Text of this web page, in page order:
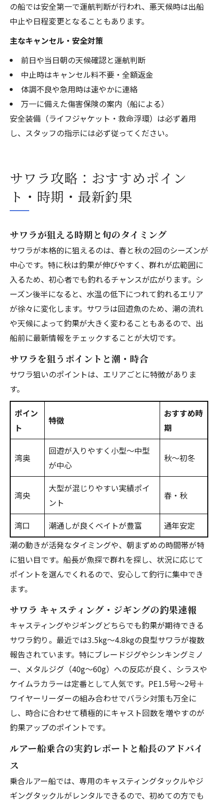
の船では安全第一で運航判断が行われ、悪天候時は出船
中止や日程変更となることもあります。
主なキャンセル・安全対策
前日や当日朝の天候確認と運航判断
中止時はキャンセル料不要・全額返金
体調不良や急用時は速やかに連絡
万一に備えた傷害保険の案内（船による）
安全装備（ライフジャケット・救命浮環）は必ず着用
し、スタッフの指示には必ず従ってください。
サワラ攻略：おすすめポイン
ト・時期・最新釣果
サワラが狙える時期と旬のタイミング
サワラが本格的に狙えるのは、春と秋の2回のシーズンが
中心です。特に秋は釣果が伸びやすく、群れが広範囲に
入るため、初心者でも釣れるチャンスが広がります。シ
ーズン後半になると、水温の低下につれて釣れるエリア
が徐々に変化します。サワラは回遊魚のため、潮の流れ
や天候によって釣果が大きく変わることもあるので、出
船前に最新情報をチェックすることが大切です。
サワラを狙うポイントと潮・時合
サワラ狙いのポイントは、エリアごとに特徴がありま
す。
ポイン
ト
特徴
おすすめ時
期
湾奥
回遊が入りやすく小型〜中型
が中心
秋〜初冬
湾央
大型が混じりやすい実績ポイ
ント
春・秋
湾口 潮通しが良くベイトが豊富
通年安定
潮の動きが活発なタイミングや、朝まずめの時間帯が特
に狙い目です。船長が魚探で群れを探し、状況に応じて
ポイントを選んでくれるので、安心して釣行に集中でき
ます。
サワラ キャスティング・ジギングの釣果速報
キャスティングやジギングどちらでも釣果が期待できる
サワラ釣り。最近では3.5kg〜4.8kgの良型サワラが複数
報告されています。特にブレードジグやシンキングミノ
ー、メタルジグ（40g〜60g）への反応が良く、シラスや
ケイムラカラーは定番として人気です。PE1.5号〜2号＋
ワイヤーリーダーの組み合わせでバラシ対策も万全に
し、時合に合わせて積極的にキャスト回数を増やすのが
釣果アップのポイントです。
ルアー船乗合の実釣レポートと船長のアドバイ
ス
乗合ルアー船では、専用のキャスティングタックルやジ
ギングタックルがレンタルできるので、初めての方でも